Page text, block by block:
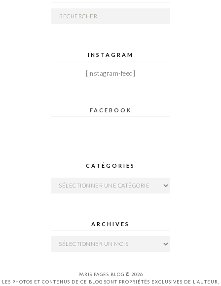
Rechercher :
INSTAGRAM
[instagram-feed]
FACEBOOK
CATÉGORIES
Catégories
ARCHIVES
Archives
PARIS PAGES BLOG © 2026
LES PHOTOS ET CONTENUS DE CE BLOG SONT PROPRIÉTÉS EXCLUSIVES DE L'AUTEUR,